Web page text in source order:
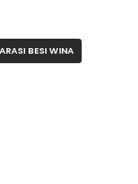
BESI WINA